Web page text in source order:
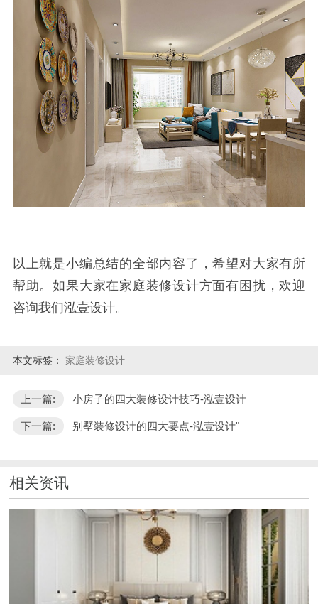
以上就是小编总结的全部内容了，希望对大家有所
帮助。如果大家在家庭装修设计方面有困扰，欢迎
咨询我们泓壹设计。
本文标签： 家庭装修设计
上一篇: 小房子的四大装修设计技巧-泓壹设计
下一篇: 别墅装修设计的四大要点-泓壹设计"
相关资讯